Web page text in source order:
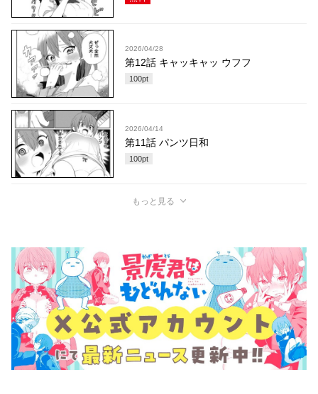
2026/04/28
第12話 キャッキャッ ウフフ
100pt
2026/04/14
第11話 パンツ日和
100pt
もっと見る